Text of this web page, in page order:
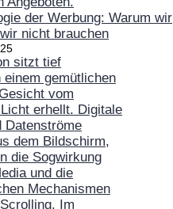
der Werbung: Warum wir
nicht brauchen